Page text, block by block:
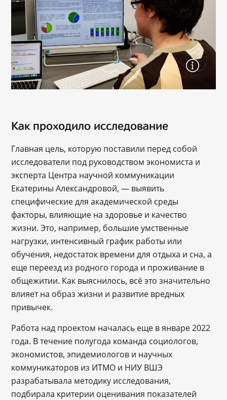
Как проходило исследование
Главная цель, которую поставили перед собой
исследователи под руководством экономиста и
эксперта Центра научной коммуникации
Екатерины Александровой, — выявить
специфические для академической среды
факторы, влияющие на здоровье и качество
жизни. Это, например, большие умственные
нагрузки, интенсивный график работы или
обучения, недостаток времени для отдыха и сна, а
еще переезд из родного города и проживание в
общежитии. Как выяснилось, всё это значительно
влияет на образ жизни и развитие вредных
привычек.
Работа над проектом началась еще в январе 2022
года. В течение полугода команда социологов,
экономистов, эпидемиологов и научных
коммуникаторов из ИТМО и НИУ ВШЭ
разрабатывала методику исследования,
подбирала критерии оценивания показателей